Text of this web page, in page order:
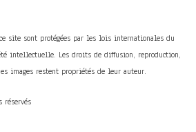
site sont protégées par les lois internationales du
intellectuelle. Les droits de diffusion, reproduction,
images restent propriétés de leur auteur.
réservés